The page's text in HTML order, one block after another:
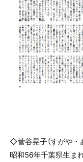
◇菅谷晃子（すがや・
昭和56年千葉県生ま